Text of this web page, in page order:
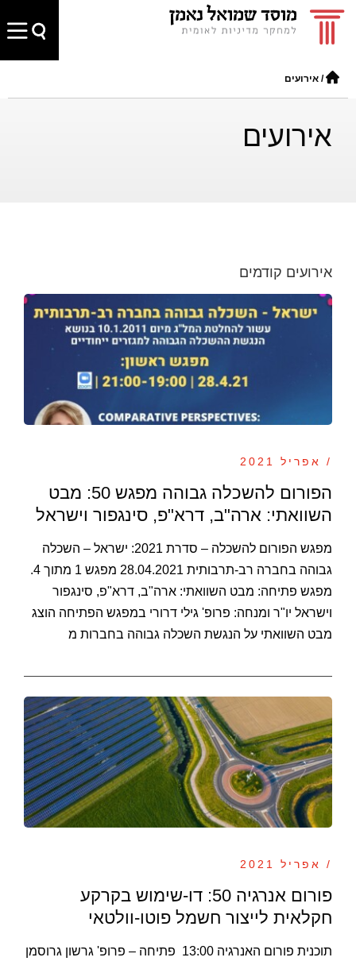
/ אירועים
אירועים
אירועים קודמים
/ אפריל 2021
הפורום להשכלה גבוהה מפגש 50: מבט
השוואתי: ארה"ב, דרא"פ, סינגפור וישראל
מפגש הפורום להשכלה – סדרת 2021: ישראל – השכלה
גבוהה בחברה רב-תרבותית 28.04.2021 מפגש 1 מתוך 4.
מפגש פתיחה: מבט השוואתי: ארה"ב, דרא"פ, סינגפור
וישראל יו"ר ומנחה: פרופ' גילי דרורי במפגש הפתיחה הוצג
מבט השוואתי על הנגשת השכלה גבוהה בחברות מ
/ אפריל 2021
פורום אנרגיה 50: דו-שימוש בקרקע
חקלאית לייצור חשמל פוטו-וולטאי
תוכנית פורום האנרגיה 13:00 פתיחה – פרופ' גרשון גרוסמן